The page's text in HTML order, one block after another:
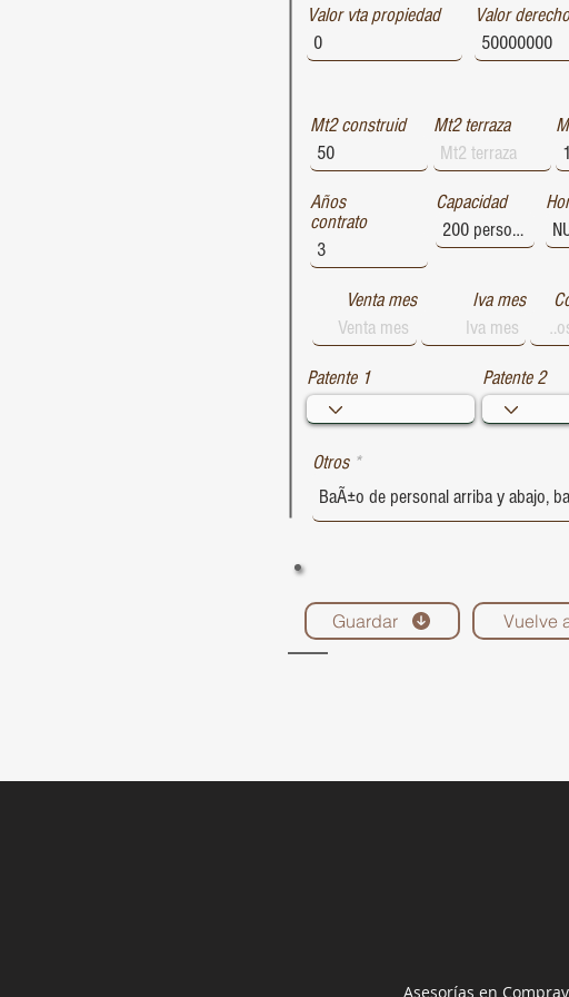
Valor vta propiedad Valor
Mt2 construid Mt2 terraza
Años
contrato
Capacidad
Venta mes Iva mes
Patente 1 Patente 2
Otros
Guardar Vuelve
1729
1727
Asesorías en